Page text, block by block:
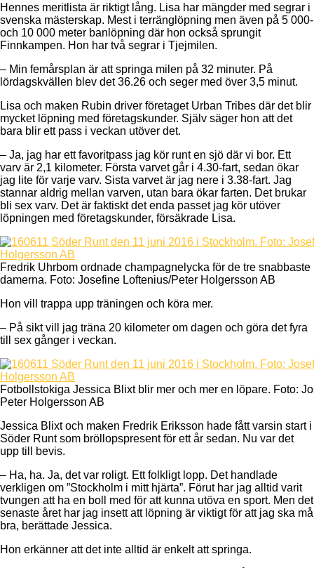
Hennes meritlista är riktigt lång. Lisa har mängder med segrar i
svenska mästerskap. Mest i terränglöpning men även på 5 000-
och 10 000 meter banlöpning där hon också sprungit
Finnkampen. Hon har två segrar i Tjejmilen.
– Min femårsplan är att springa milen på 32 minuter. På
lördagskvällen blev det 36.26 och seger med över 3,5 minut.
Lisa och maken Rubin driver företaget Urban Tribes där det blir
mycket löpning med företagskunder. Själv säger hon att det
bara blir ett pass i veckan utöver det.
– Ja, jag har ett favoritpass jag kör runt en sjö där vi bor. Ett
varv är 2,1 kilometer. Första varvet går i 4.30-fart, sedan ökar
jag lite för varje varv. Sista varvet är jag nere i 3.38-fart. Jag
stannar aldrig mellan varven, utan bara ökar farten. Det brukar
bli sex varv. Det är faktiskt det enda passet jag kör utöver
löpningen med företagskunder, försäkrade Lisa.
Fredrik Uhrbom ordnade champagnelycka för de tre snabbaste
damerna. Foto: Josefine Loftenius/Peter Holgersson AB
Hon vill trappa upp träningen och köra mer.
– På sikt vill jag träna 20 kilometer om dagen och göra det fyra
till sex gånger i veckan.
Fotbollstokiga Jessica Blixt blir mer och mer en löpare. Foto:
Peter Holgersson AB
Jessica Blixt och maken Fredrik Eriksson hade fått varsin start i
Söder Runt som bröllopspresent för ett år sedan. Nu var det
upp till bevis.
– Ha, ha. Ja, det var roligt. Ett folkligt lopp. Det handlade
verkligen om ”Stockholm i mitt hjärta”. Förut har jag alltid varit
tvungen att ha en boll med för att kunna utöva en sport. Men det
senaste året har jag insett att löpning är viktigt för att jag ska må
bra, berättade Jessica.
Hon erkänner att det inte alltid är enkelt att springa.